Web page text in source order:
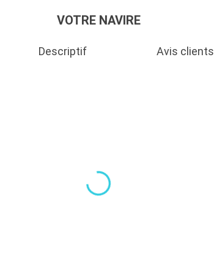
VOTRE NAVIRE
Descriptif Avis clients